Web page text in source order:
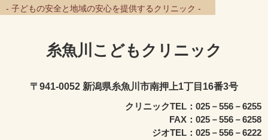
- 子どもの安全と地域の安心を提供するクリニック -
糸魚川こどもクリニック
〒941-0052 新潟県糸魚川市南押上1丁目16番3号
クリニックTEL：025－556－6255
FAX：025－556－6258
ジオTEL：025－556－6222